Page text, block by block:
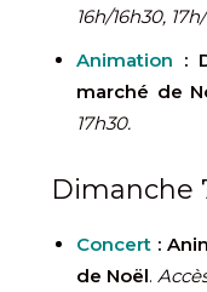
16h/16h30,
Animation :
marché de
17h30.
Dimanche
Concert :
de Noël.